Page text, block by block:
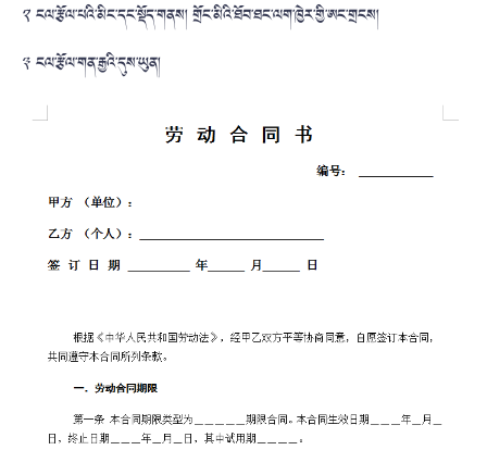
༢ ངལ་རྩོལ་པའི་མིང་དང་སྡོད་གནས། གྲོང་མིའི་ཐོབ་ཐང་ལག་ཁྱེར་གྱི་ཨང་གྲངས།
༣ ངལ་རྩོལ་གན་རྒྱའི་དུས་ཡུན།